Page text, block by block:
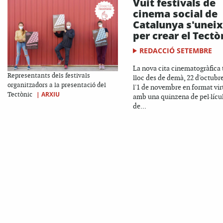
Representants dels festivals
organitzadors a la presentació del
Tectònic
| ARXIU
cinema social de
Catalunya
per crear el
REDACCIÓ SETEMBRE
La nova cita cinematogràfica
lloc des de demà, 22
l'1 de novembre en format
amb una quinzena de
de...